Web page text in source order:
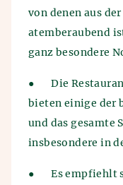
von denen aus
atemberaubend
ganz besondere
●
Die
bieten einige der
und das gesamte
insbesondere in
●
Es empfiehlt